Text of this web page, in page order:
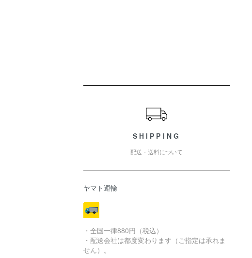
SHIPPING
配送・送料について
ヤマト運輸
・全国一律880円（税込）
・配送会社は都度変わります（ご指定は承れま
せん）。